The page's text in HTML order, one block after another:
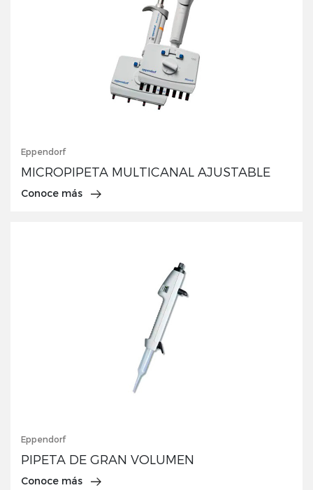
Eppendorf
MICROPIPETA MULTICANAL AJUSTABLE
Conoce más
Eppendorf
PIPETA DE GRAN VOLUMEN
Conoce más